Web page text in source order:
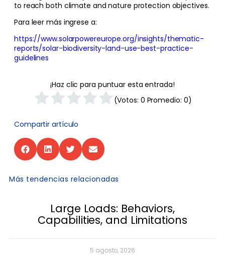
to reach both climate and nature protection objectives.
Para leer más ingrese a:
https://www.solarpowereurope.org/insights/thematic-
reports/solar-biodiversity-land-use-best-practice-
guidelines
¡Haz clic para puntuar esta entrada!
(Votos: 0 Promedio: 0)
Compartir artículo
Más tendencias relacionadas
Large Loads: Behaviors,
Capabilities, and Limitations
5 agosto, 2026